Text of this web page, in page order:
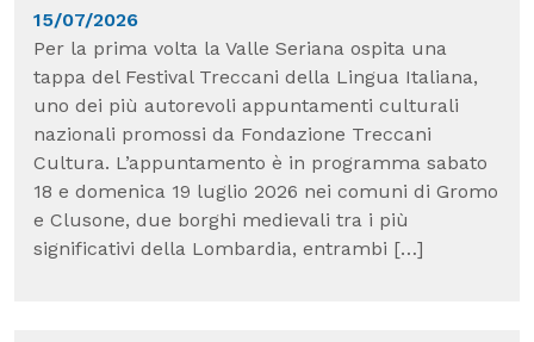
15/07/2026
Per la prima volta la Valle Seriana ospita una
tappa del Festival Treccani della Lingua Italiana,
uno dei più autorevoli appuntamenti culturali
nazionali promossi da Fondazione Treccani
Cultura. L’appuntamento è in programma sabato
18 e domenica 19 luglio 2026 nei comuni di Gromo
e Clusone, due borghi medievali tra i più
significativi della Lombardia, entrambi […]